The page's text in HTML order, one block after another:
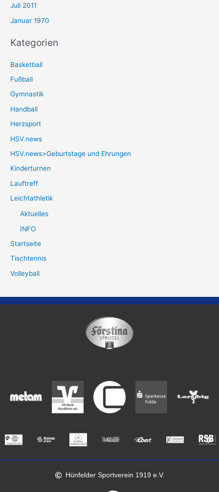
Juli 2011
Januar 1970
Kategorien
Basketball
Fußball
Gymnastik
Handball
Herzsport
HSV.news
HSV.news>Geburtstage und Ehrungen
Kinderturnen
Lauftreff
Leichtathletik
Aktuelles
INFO
Startseite
Tischtennis
Volleyball
Hünfelder Sportverein 1919 e.V.